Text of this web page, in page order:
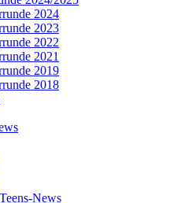
2024
2023
2022
2021
2019
2018
News